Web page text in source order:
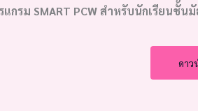
กรม SMART PCW สำหรับนักเรียนชั้น
ดาว